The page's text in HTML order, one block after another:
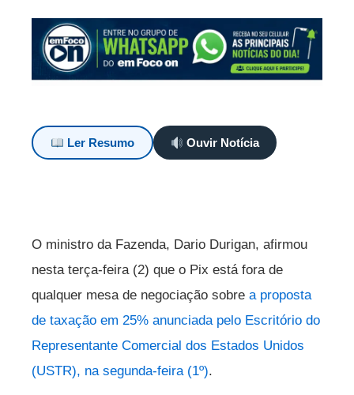
Ler Resumo Ouvir Notícia
O ministro da Fazenda, Dario Durigan, afirmou
nesta terça-feira (2) que o Pix está fora de
qualquer mesa de negociação sobre a proposta
de taxação em 25% anunciada pelo Escritório do
Representante Comercial dos Estados Unidos
(USTR), na segunda-feira (1º).